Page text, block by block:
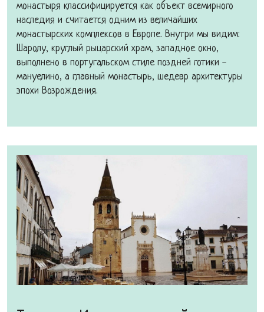
монастыря классифицируется как объект всемирного
наследия и считается одним из величайших
монастырских комплексов в Европе. Внутри мы видим:
Шаролу, круглый рыцарский храм, западное окно,
выполнено в португальском стиле поздней готики -
мануелино, а главный монастырь, шедевр архитектуры
эпохи Возрождения.